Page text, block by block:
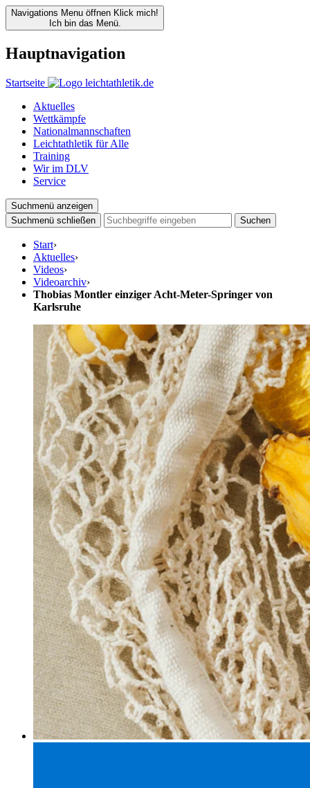
Navigations Menu öffnen Klick mich!
Ich bin das Menü.
Hauptnavigation
Startseite
Aktuelles
Wettkämpfe
Nationalmannschaften
Leichtathletik für Alle
Training
Wir im DLV
Service
Suchmenü anzeigen
Suchmenü schließen
Suchen
Start›
Aktuelles›
Videos›
Videoarchiv›
Thobias Montler einziger Acht-Meter-Springer von
Karlsruhe